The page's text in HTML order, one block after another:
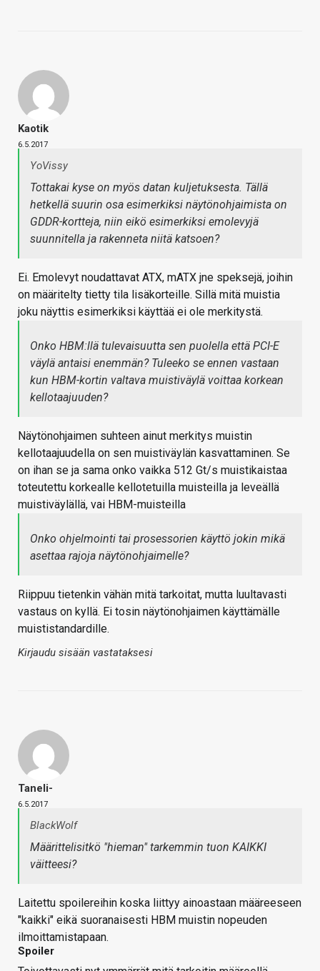
Kaotik
6.5.2017
YoVissy
Tottakai kyse on myös datan kuljetuksesta. Tällä
hetkellä suurin osa esimerkiksi näytönohjaimista on
GDDR-kortteja, niin eikö esimerkiksi emolevyjä
suunnitella ja rakenneta niitä katsoen?
Ei. Emolevyt noudattavat ATX, mATX jne speksejä, joihin
on määritelty tietty tila lisäkorteille. Sillä mitä muistia
joku näyttis esimerkiksi käyttää ei ole merkitystä.
Onko HBM:llä tulevaisuutta sen puolella että PCI-E
väylä antaisi enemmän? Tuleeko se ennen vastaan
kun HBM-kortin valtava muistiväylä voittaa korkean
kellotaajuuden?
Näytönohjaimen suhteen ainut merkitys muistin
kellotaajuudella on sen muistiväylän kasvattaminen. Se
on ihan se ja sama onko vaikka 512 Gt/s muistikaistaa
toteutettu korkealle kellotetuilla muisteilla ja leveällä
muistiväylällä, vai HBM-muisteilla
Onko ohjelmointi tai prosessorien käyttö jokin mikä
asettaa rajoja näytönohjaimelle?
Riippuu tietenkin vähän mitä tarkoitat, mutta luultavasti
vastaus on kyllä. Ei tosin näytönohjaimen käyttämälle
muististandardille.
Kirjaudu sisään vastataksesi
Taneli-
6.5.2017
BlackWolf
Määrittelisitkö "hieman" tarkemmin tuon KAIKKI
väitteesi?
Laitettu spoilereihin koska liittyy ainoastaan määreeseen
"kaikki" eikä suoranaisesti HBM muistin nopeuden
ilmoittamistapaan.
Spoiler